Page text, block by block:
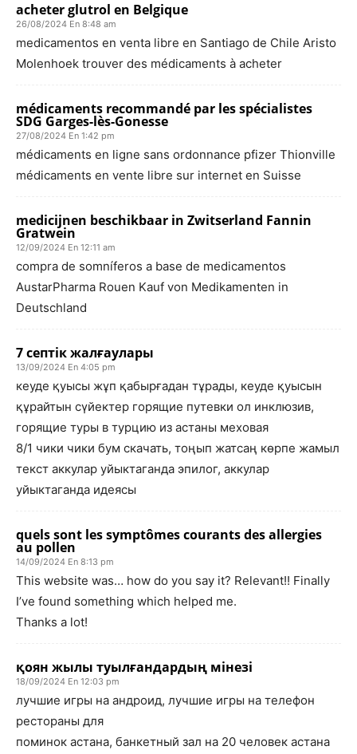
acheter glutrol en Belgique
26/08/2024 En 8:48 am
medicamentos en venta libre en Santiago de Chile Aristo
Molenhoek trouver des médicaments à acheter
médicaments recommandé par les spécialistes
SDG Garges-lès-Gonesse
27/08/2024 En 1:42 pm
médicaments en ligne sans ordonnance pfizer Thionville
médicaments en vente libre sur internet en Suisse
medicijnen beschikbaar in Zwitserland Fannin
Gratwein
12/09/2024 En 12:11 am
compra de somníferos a base de medicamentos
AustarPharma Rouen Kauf von Medikamenten in
Deutschland
7 септік жалғаулары
13/09/2024 En 4:05 pm
кеуде қуысы жұп қабырғадан тұрады, кеуде қуысын
құрайтын сүйектер горящие путевки ол инклюзив,
горящие туры в турцию из астаны меховая
8/1 чики чики бум скачать, тоңып жатсаң көрпе жамыл
текст аккулар уйыктаганда эпилог, аккулар
уйыктаганда идеясы
quels sont les symptômes courants des allergies
au pollen
14/09/2024 En 8:13 pm
This website was… how do you say it? Relevant!! Finally
I’ve found something which helped me.
Thanks a lot!
қоян жылы туылғандардың мінезі
18/09/2024 En 12:03 pm
лучшие игры на андроид, лучшие игры на телефон
рестораны для
поминок астана, банкетный зал на 20 человек астана